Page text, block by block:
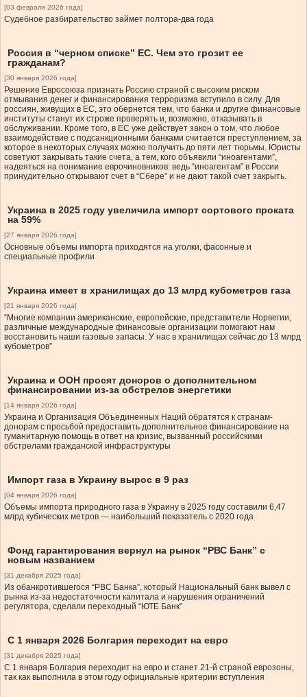
[03 февраля 2026 года]
Судебное разбирательство займет полтора-два года
Россия в “черном списке” ЕС. Чем это грозит ее
гражданам?
[30 января 2026 года]
Решение Евросоюза признать Россию страной с высоким риском
отмывания денег и финансирования терроризма вступило в силу. Для
россиян, живущих в ЕС, это обернется тем, что банки и другие финансовые
институты станут их строже проверять и, возможно, отказывать в
обслуживании. Кроме того, в ЕС уже действует закон о том, что любое
взаимодействие с подсанкционными банками считается преступлением, за
которое в некоторых случаях можно получить до пяти лет тюрьмы. Юристы
советуют закрывать такие счета, а тем, кого объявили “иноагентами”,
надеяться на понимание еврочиновников: ведь “иноагентам” в России
принудительно открывают счет в “Сбере” и не дают такой счет закрыть.
Украина в 2025 году увеличила импорт сортового проката
на 59%
[27 января 2026 года]
Основные объемы импорта приходятся на уголки, фасонные и
специальные профили
Украина имеет в хранилищах до 13 млрд кубометров газа
[21 января 2026 года]
“Многие компании американские, европейские, представители Норвегии,
различные международные финансовые организации помогают нам
восстановить наши газовые запасы. У нас в хранилищах сейчас до 13 млрд
кубометров”
Украина и ООН просят доноров о дополнительном
финансировании из-за обстрелов энергетики
[14 января 2026 года]
Украина и Организация Объединенных Наций обратятся к странам-
донорам с просьбой предоставить дополнительное финансирование на
гуманитарную помощь в ответ на кризис, вызванный российскими
обстрелами гражданской инфраструктуры
Импорт газа в Украину вырос в 9 раз
[04 января 2026 года]
Объемы импорта природного газа в Украину в 2025 году составили 6,47
млрд кубических метров — наибольший показатель с 2020 года
Фонд гарантирования вернул на рынок “РВС Банк” с
новым названием
[31 декабря 2025 года]
Из обанкротившегося “РВС Банка”, который Национальный банк вывел с
рынка из-за недостаточности капитала и нарушения ограничений
регулятора, сделали переходный “ЮТЕ Банк”
С 1 января 2026 Болгария переходит на евро
[31 декабря 2025 года]
С 1 января Болгария переходит на евро и станет 21-й страной еврозоны,
так как выполнила в этом году официальные критерии вступления